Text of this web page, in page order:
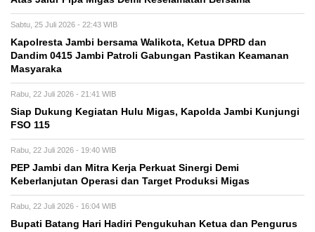
Sabtu, 25 Juli 2026 - 22:43 WIB
Kapolresta Jambi bersama Walikota, Ketua DPRD dan
Dandim 0415 Jambi Patroli Gabungan Pastikan Keamanan
Masyaraka
Rabu, 22 Juli 2026 - 21:41 WIB
Siap Dukung Kegiatan Hulu Migas, Kapolda Jambi Kunjungi
FSO 115
Rabu, 22 Juli 2026 - 19:40 WIB
PEP Jambi dan Mitra Kerja Perkuat Sinergi Demi
Keberlanjutan Operasi dan Target Produksi Migas
Rabu, 22 Juli 2026 - 16:04 WIB
Bupati Batang Hari Hadiri Pengukuhan Ketua dan Pengurus